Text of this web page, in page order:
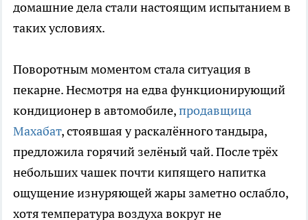
домашние дела стали настоящим испытанием в
таких условиях.
Поворотным моментом стала ситуация в
пекарне. Несмотря на едва функционирующий
кондиционер в автомобиле,продавщица
Махабат, стоявшая у раскалённого тандыра,
предложила горячий зелёный чай. После трёх
небольших чашек почти кипящего напитка
ощущение изнуряющей жары заметно ослабло,
хотя температура воздуха вокруг не